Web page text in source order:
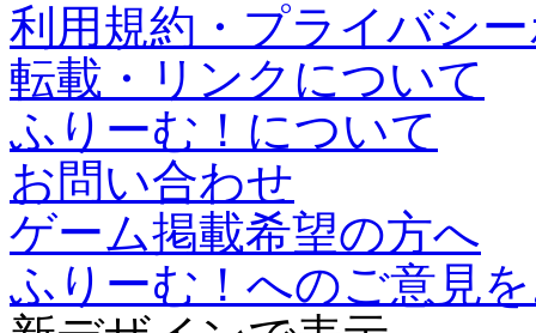
利用規約・プライバシ
転載・リンクについて
ふりーむ！について
お問い合わせ
ゲーム掲載希望の方へ
ふりーむ！へのご意見